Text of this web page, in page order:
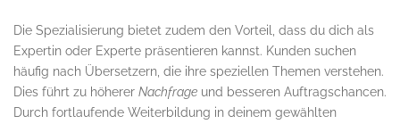
Die Spezialisierung bietet zudem den Vorteil, dass du dich als
Expertin oder Experte präsentieren kannst. Kunden suchen
häufig nach Übersetzern, die ihre speziellen Themen verstehen.
Dies führt zu höherer Nachfrage und besseren Auftragschancen.
Durch fortlaufende Weiterbildung in deinem gewählten